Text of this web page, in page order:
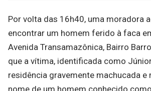
Por volta das 16h40, uma moradora
encontrar um homem ferido à faca
Avenida Transamazônica, Bairro
que a vítima, identificada como
residência gravemente machucada e
nome de um homem conhecido